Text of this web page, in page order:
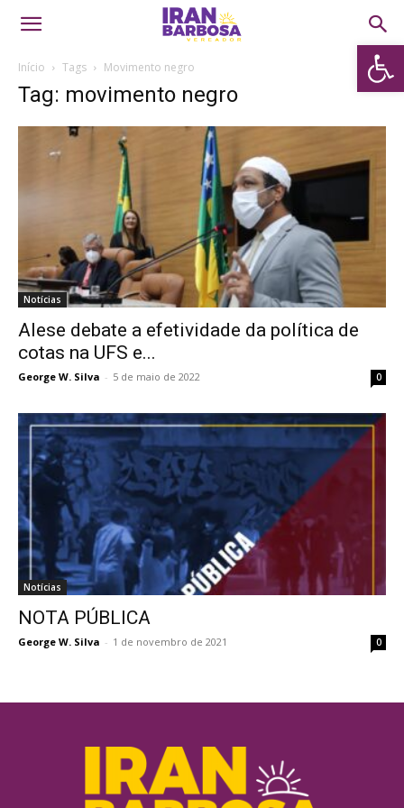
Abrir
Início Tags Movimento negro
Tag: movimento negro
Notícias
Alese debate a efetividade da política de
cotas na UFS e...
George W. Silva - 5 de maio de 2022 0
Notícias
NOTA PÚBLICA
George W. Silva - 1 de novembro de 2021 0